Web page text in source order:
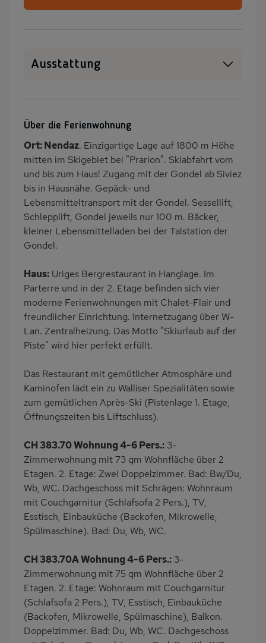
Ausstattung
Heizung
PKW-Parkplatz
Dusche/WC
Küche
Herd (4 Kochfelder)
Backofen
Geschirrspülmaschine
Kühlschrank
Mikrowelle
Gefrierschrank
Lage im Skigebiet
Skiabfahrt zum Haus
Badewanne/WC
Internet
Zusätzliches Badezimmer
Bergblick
Bettwäsche inklusive
Handtücher inklusive
Über die Ferienwohnung
Ort: Nendaz. Einzigartige Lage auf 1800 m Höhe
mitten im Skigebiet bei "Prarion". Skiabfahrt vom
und bis zum Haus! Zugang mit der Gondel ab Siviez
bis in Hausnähe. Gepäck- und
Lebensmitteltransport mit der Gondel. Sessellift,
Schlepplift, Gondel jeweils nur 100 m. Bäcker,
kleiner Lebensmittelladen bei der Talstation der
Gondel.
Haus: Uriges Bergrestaurant in Hanglage. Im
Parterre und in der 2. Etage befinden sich vier
moderne Ferienwohnungen mit Chalet-Flair und
freundlicher Einrichtung. Internetzugang über W-
Lan. Zentralheizung. Das Motto "Skiurlaub auf der
Piste" wird hier perfekt erfüllt.
Das Restaurant mit gemütlicher Atmosphäre und
Kaminofen lädt ein zu Walliser Spezialitäten sowie
zum gemütlichen Après-Ski (Pistenlage 1. Etage,
Öffnungszeiten bis Liftschluss).
CH 383.70 Wohnung 4-6 Pers.: 3-
Zimmerwohnung mit 73 qm Wohnfläche über 2
Etagen. 2. Etage: Zwei Doppelzimmer. Bad: Bw/Du,
Wb, WC. Dachgeschoss mit Schrägen: Wohnraum
mit Couchgarnitur (Schlafsofa 2 Pers.), TV,
Esstisch, Einbauküche (Backofen, Mikrowelle,
Spülmaschine). Bad: Du, Wb, WC.
CH 383.70A Wohnung 4-6 Pers.: 3-
Zimmerwohnung mit 75 qm Wohnfläche über 2
Etagen. 2. Etage: Wohnraum mit Couchgarnitur
(Schlafsofa 2 Pers.), TV, Esstisch, Einbauküche
(Backofen, Mikrowelle, Spülmaschine), Balkon.
Doppelzimmer. Bad: Du, Wb, WC. Dachgeschoss